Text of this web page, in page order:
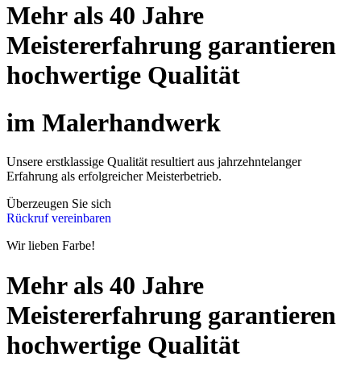
Mehr als 40 Jahre
Meistererfahrung garantieren
hochwertige Qualität
im Malerhandwerk
Unsere erstklassige Qualität resultiert aus jahrzehntelanger
Erfahrung als erfolgreicher Meisterbetrieb.
Überzeugen Sie sich
Rückruf vereinbaren
Wir lieben Farbe!
Mehr als 40 Jahre
Meistererfahrung garantieren
hochwertige Qualität